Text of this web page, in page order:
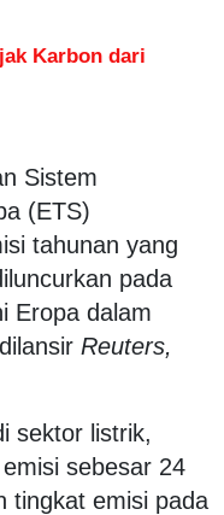
Karbon dari
Sistem
(ETS)
tahunan yang
pada
Eropa dalam
Reuters,
sektor listrik,
sebesar 24
tingkat emisi pada